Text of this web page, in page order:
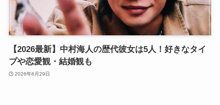
【2026最新】中村海人の歴代彼女は5人！好きなタイ
プや恋愛観・結婚観も
2026年6月29日